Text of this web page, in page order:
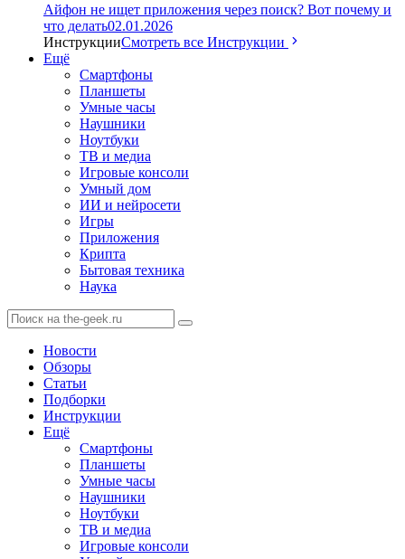
Айфон не ищет приложения через поиск? Вот почему и
что делать02.01.2026
ИнструкцииСмотреть все Инструкции
Ещё
Смартфоны
Планшеты
Умные часы
Наушники
Ноутбуки
ТВ и медиа
Игровые консоли
Умный дом
ИИ и нейросети
Игры
Приложения
Крипта
Бытовая техника
Наука
Новости
Обзоры
Статьи
Подборки
Инструкции
Ещё
Смартфоны
Планшеты
Умные часы
Наушники
Ноутбуки
ТВ и медиа
Игровые консоли